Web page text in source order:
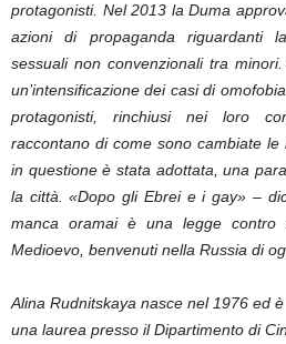
protagonisti. Nel 2013 la Duma
azioni di propaganda riguardanti
sessuali non convenzionali tra
un’intensificazione dei casi di
protagonisti, rinchiusi nei loro
raccontano di come sono cambiate
in questione è stata adottata, una
la città. «Dopo gli Ebrei e i gay» –
manca oramai è una legge contro
Medioevo, benvenuti nella Russia di
Alina Rudnitskaya nasce nel 1976 ed
una laurea presso il Dipartimento di